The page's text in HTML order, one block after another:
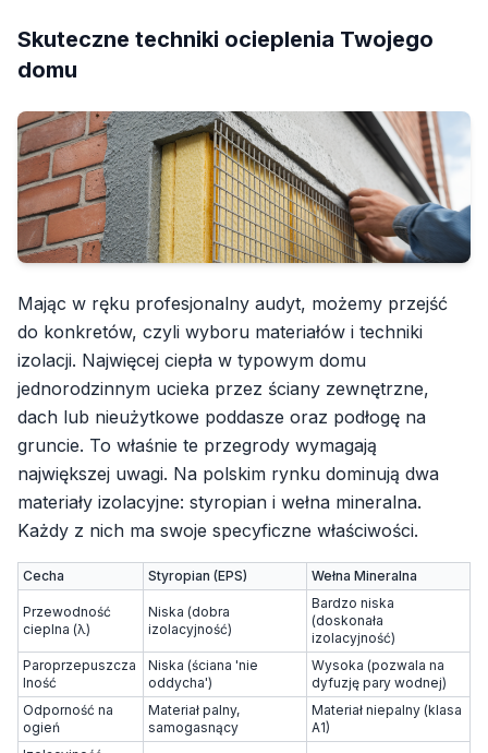
Skuteczne techniki ocieplenia Twojego
domu
Mając w ręku profesjonalny audyt, możemy przejść
do konkretów, czyli wyboru materiałów i techniki
izolacji. Najwięcej ciepła w typowym domu
jednorodzinnym ucieka przez ściany zewnętrzne,
dach lub nieużytkowe poddasze oraz podłogę na
gruncie. To właśnie te przegrody wymagają
największej uwagi. Na polskim rynku dominują dwa
materiały izolacyjne: styropian i wełna mineralna.
Każdy z nich ma swoje specyficzne właściwości.
Cecha Styropian (EPS) Wełna Mineralna
Przewodność
cieplna (λ)
Niska (dobra
izolacyjność)
Bardzo niska
(doskonała
izolacyjność)
Paroprzepuszcza
lność
Niska (ściana 'nie
oddycha')
Wysoka (pozwala na
dyfuzję pary wodnej)
Odporność na
ogień
Materiał palny,
samogasnący
Materiał niepalny (klasa
A1)